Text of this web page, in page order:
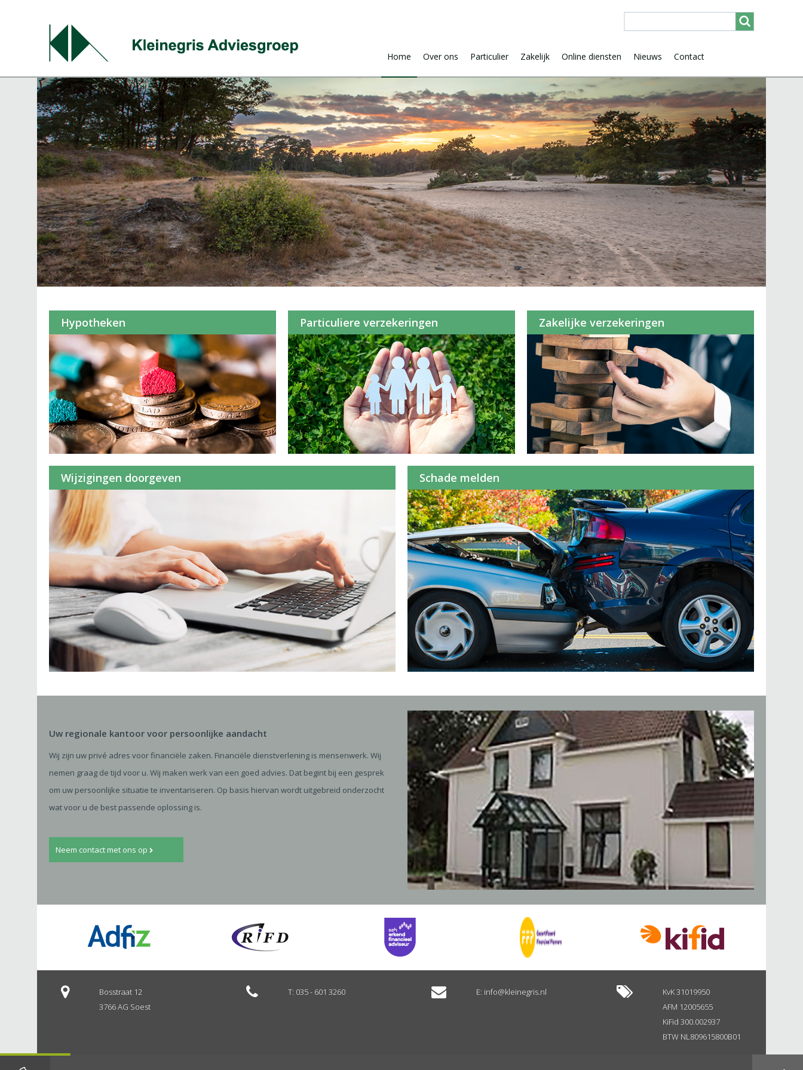
Hypotheken Particuliere verzekeringen Zakelijke verzekeringen
Wijzigingen doorgeven Schade melden
Uw regionale kantoor voor persoonlijke aandacht
Wij zijn uw privé adres voor financiële zaken. Financiële dienstverlening is mensenwerk. Wij
nemen graag de tijd voor u. Wij maken werk van een goed advies. Dat begint bij een gesprek
om uw persoonlijke situatie te inventariseren. Op basis hiervan wordt uitgebreid onderzocht
wat voor u de best passende oplossing is.
Neem contact met ons op
Bosstraat 12
3766 AG Soest
T: 035 - 601 3260 E: info@kleinegris.nl
KvK 31019950
AFM 12005655
KiFid 300.002937
BTW NL809615800B01
Home Over ons Particulier Zakelijk Online diensten Nieuws Contact